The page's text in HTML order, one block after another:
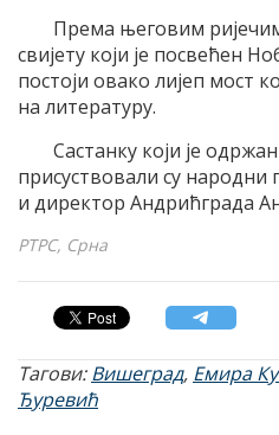
Према његовим
свијету који је посвећен
постоји овако лијеп мост
на литературу.
Састанку који је
присуствовали су
и директор Андрићграда
РТРС, Срна
Тагови:Вишеград, Емира
Ђуревић